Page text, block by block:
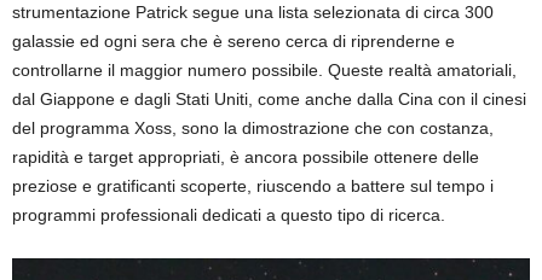
strumentazione Patrick segue una lista selezionata di circa 300
galassie ed ogni sera che è sereno cerca di riprenderne e
controllarne il maggior numero possibile. Queste realtà amatoriali,
dal Giappone e dagli Stati Uniti, come anche dalla Cina con il cinesi
del programma Xoss, sono la dimostrazione che con costanza,
rapidità e target appropriati, è ancora possibile ottenere delle
preziose e gratificanti scoperte, riuscendo a battere sul tempo i
programmi professionali dedicati a questo tipo di ricerca.